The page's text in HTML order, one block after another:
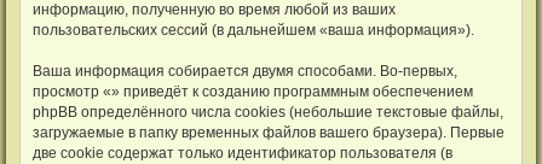
информацию, полученную во время любой из ваших
пользовательских сессий (в дальнейшем «ваша информация»).
Ваша информация собирается двумя способами. Во-первых,
просмотр «» приведёт к созданию программным обеспечением
phpBB определённого числа cookies (небольшие текстовые файлы,
загружаемые в папку временных файлов вашего браузера). Первые
две cookie содержат только идентификатор пользователя (в